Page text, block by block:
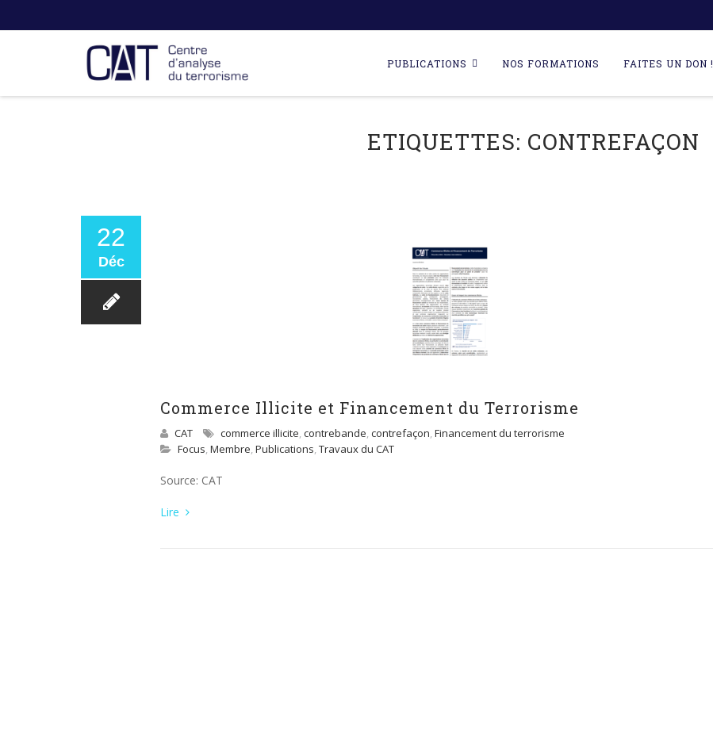
content
PUBLICATIONS NOS FORMATIONS FAITES UN DON !
ETIQUETTES: CONTREFAÇON
22
Déc
Commerce Illicite et Financement du Terrorisme
CAT commerce illicite, contrebande, contrefaçon, Financement du terrorisme
Focus, Membre, Publications, Travaux du CAT
Source: CAT
Lire